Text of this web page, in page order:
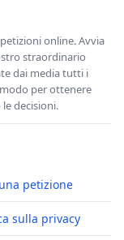
online. Avvia
straordinario
dai media tutti i
per ottenere
decisioni.
petizione
sulla privacy